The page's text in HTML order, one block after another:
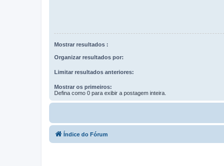
Mostrar resultados :
Organizar resultados por:
Limitar resultados anteriores:
Mostrar os primeiros:
Defina como 0 para exibir a postagem inteira.
Índice do Fórum